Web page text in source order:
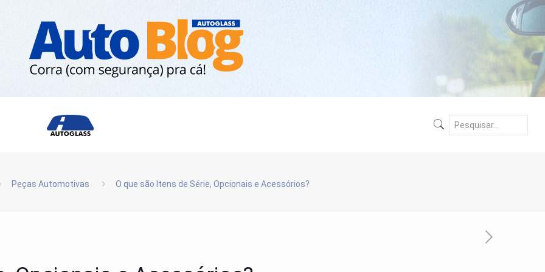
Peças Automotivas O que são Itens de Série, Opcionais e Acessórios?